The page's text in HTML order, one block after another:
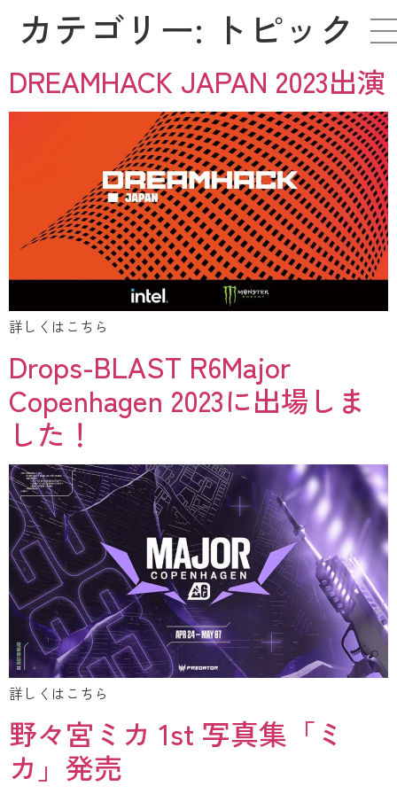
カテゴリー: トピック
DREAMHACK JAPAN 2023出演
詳しくはこちら
Drops-BLAST R6Major
Copenhagen 2023に出場しま
した！
詳しくはこちら
野々宮ミカ 1st 写真集「ミ
カ」発売